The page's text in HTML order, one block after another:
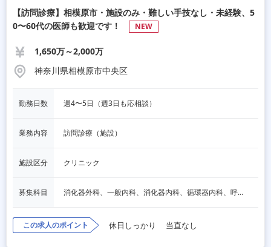
【訪問診療】相模原市・施設のみ・難しい手技なし・未経験、5
0〜60代の医師も歓迎です！
NEW
1,650万～2,000万
神奈川県相模原市中央区
勤務日数 週4〜5日（週3日も応相談）
業務内容 訪問診療（施設）
施設区分 クリニック
募集科目 消化器外科、一般内科、消化器内科、循環器内科、呼吸器内科、血液内科、心療内科、脳神経内科、内分泌内科、老人内科、一般外科、心臓外科、呼吸器外科、脳神経外科、整形外科、形成外科、リハビリテーション科
この求人のポイント 休日しっかり 当直なし